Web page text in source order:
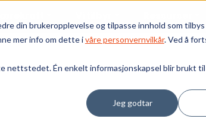
din brukeropplevelse og tilpasse innhold som
mer info om dette ivåre personvernvilkår. Ved å
nettstedet. Én enkelt informasjonskapsel blir brukt
Jeg godtar